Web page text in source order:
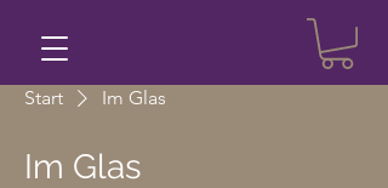
Start Im Glas
Im Glas